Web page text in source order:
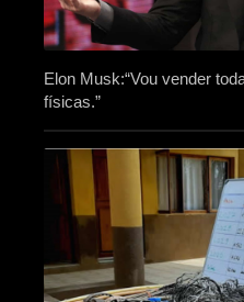
Elon Musk:“Vou vender
físicas.”